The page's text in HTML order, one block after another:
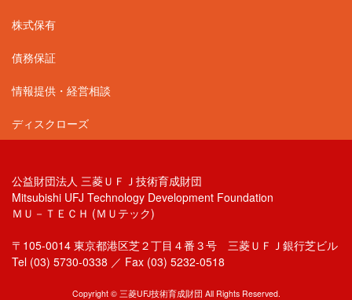
株式保有
債務保証
情報提供・経営相談
ディスクローズ
公益財団法人 三菱ＵＦＪ技術育成財団
Mitsubishi UFJ Technology Development Foundation
ＭＵ－ＴＥＣＨ (ＭＵテック)
〒105-0014 東京都港区芝２丁目４番３号 三菱ＵＦＪ銀行芝ビル
Tel (03) 5730-0338 ／ Fax (03) 5232-0518
Copyright © 三菱UFJ技術育成財団 All Rights Reserved.